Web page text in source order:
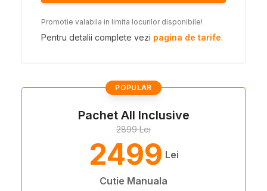
Promotie valabila in limita locurilor disponibile!
Pentru detalii complete vezi pagina de tarife.
POPULAR
Pachet All Inclusive
2899 Lei
2499 Lei
Cutie Manuala